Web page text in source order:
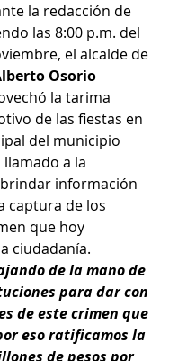
la redacción de
las 8:00 p.m. del
el alcalde de
Osorio
la tarima
de las fiestas en
del municipio
a la
información
captura de los
que hoy
ciudadanía.
de la mano de
para dar con
de este crimen que
eso ratificamos la
de pesos por